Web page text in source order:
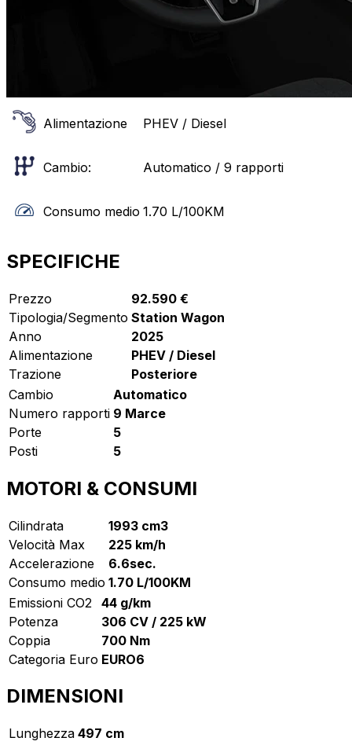
Alimentazione PHEV / Diesel
Cambio: Automatico / 9 rapporti
Consumo medio 1.70 L/100KM
SPECIFICHE
Prezzo
92.590 €
Tipologia/Segmento Station Wagon
Anno
2025
Alimentazione
PHEV / Diesel
Trazione
Posteriore
Cambio
Automatico
Numero rapporti 9 Marce
Porte
5
Posti
5
MOTORI & CONSUMI
Cilindrata
1993 cm3
Velocità Max
225 km/h
Accelerazione
6.6sec.
Consumo medio 1.70 L/100KM
Emissioni CO2
44 g/km
Potenza
306 CV / 225 kW
Coppia
700 Nm
Categoria Euro EURO6
DIMENSIONI
Lunghezza 497 cm